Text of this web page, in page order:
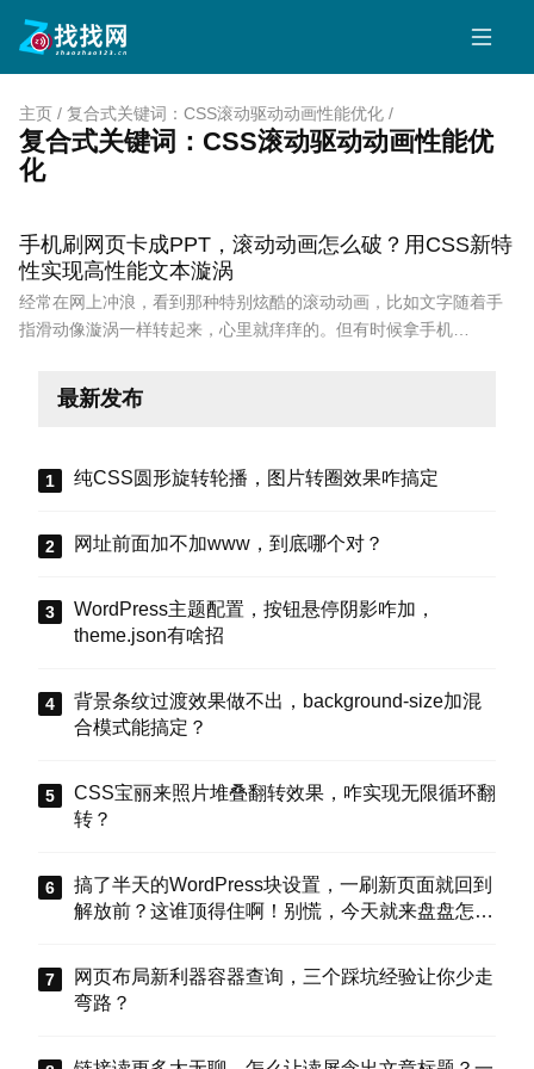
主页 / 复合式关键词：CSS滚动驱动动画性能优化 /
复合式关键词：CSS滚动驱动动画性能优
化
手机刷网页卡成PPT，滚动动画怎么破？用CSS新特
性实现高性能文本漩涡
经常在网上冲浪，看到那种特别炫酷的滚动动画，比如文字随着手
指滑动像漩涡一样转起来，心里就痒痒的。但有时候拿手机…
最新发布
纯CSS圆形旋转轮播，图片转圈效果咋搞定
网址前面加不加www，到底哪个对？
WordPress主题配置，按钮悬停阴影咋加，
theme.json有啥招
背景条纹过渡效果做不出，background-size加混
合模式能搞定？
CSS宝丽来照片堆叠翻转效果，咋实现无限循环翻
转？
搞了半天的WordPress块设置，一刷新页面就回到
解放前？这谁顶得住啊！别慌，今天就来盘盘怎么
车”。
网页布局新利器容器查询，三个踩坑经验让你少走
弯路？